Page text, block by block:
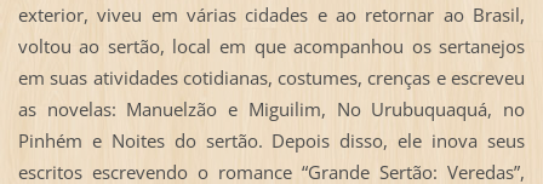
exterior, viveu em várias cidades e ao retornar ao Brasil,
voltou ao sertão, local em que acompanhou os sertanejos
em suas atividades cotidianas, costumes, crenças e escreveu
as novelas: Manuelzão e Miguilim, No Urubuquaquá, no
Pinhém e Noites do sertão. Depois disso, ele inova seus
escritos escrevendo o romance “Grande Sertão: Veredas”,